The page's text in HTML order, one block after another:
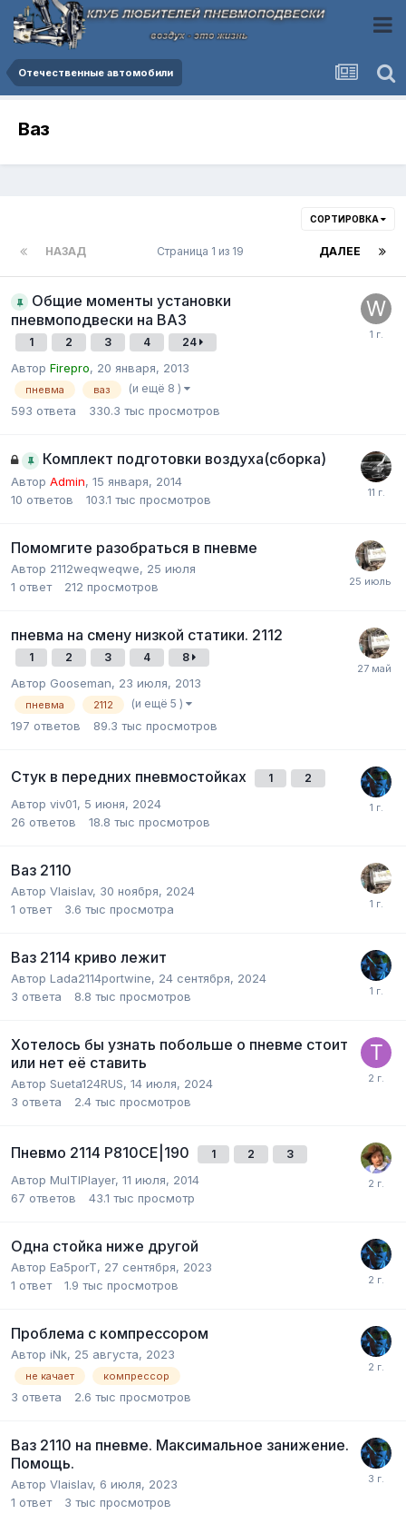
Отечественные автомобили
Ваз
СОРТИРОВКА
НАЗАД ДАЛЕЕ
Страница 1 из 19
Общие моменты установки
пневмоподвески на ВАЗ
1 2 3 4 24
Автор Firepro, 20 января, 2013
пневма ваз (и ещё 8 )
593 ответа 330.3 тыс просмотров
Комплект подготовки воздуха(сборка)
Автор Admin, 15 января, 2014
10 ответов 103.1 тыс просмотров
Помомгите разобраться в пневме
Автор 2112weqweqwe, 25 июля
1 ответ 212 просмотров
пневма на смену низкой статики. 2112
1 2 3 4 8
Автор Gooseman, 23 июля, 2013
пневма 2112 (и ещё 5 )
197 ответов 89.3 тыс просмотров
Стук в передних пневмостойках 1 2
Автор viv01, 5 июня, 2024
26 ответов 18.8 тыс просмотров
Ваз 2110
Автор Vlaislav, 30 ноября, 2024
1 ответ 3.6 тыс просмотра
Ваз 2114 криво лежит
Автор Lada2114portwine, 24 сентября, 2024
3 ответа 8.8 тыс просмотров
Хотелось бы узнать побольше о пневме стоит
или нет её ставить
Автор Sueta124RUS, 14 июля, 2024
3 ответа 2.4 тыс просмотров
Пневмо 2114 Р810СЕ|190 1 2 3
Автор MulTIPlayer, 11 июля, 2014
67 ответов 43.1 тыс просмотр
Одна стойка ниже другой
Автор Ea5porT, 27 сентября, 2023
1 ответ 1.9 тыс просмотров
Проблема с компрессором
Автор iNk, 25 августа, 2023
не качает компрессор
3 ответа 2.6 тыс просмотров
Ваз 2110 на пневме. Максимальное занижение.
Помощь.
Автор Vlaislav, 6 июля, 2023
1 ответ 3 тыс просмотров